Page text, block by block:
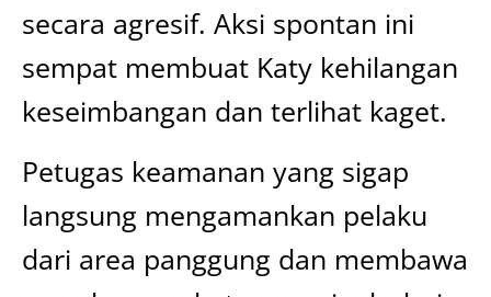
secara agresif. Aksi spontan ini
sempat membuat Katy kehilangan
keseimbangan dan terlihat kaget.
Petugas keamanan yang sigap
langsung mengamankan pelaku
dari area panggung dan membawa